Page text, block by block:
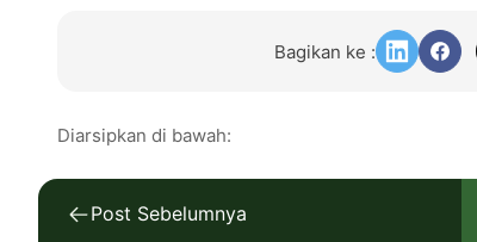
Bagikan ke :
Diarsipkan di bawah:
Post Sebelumnya